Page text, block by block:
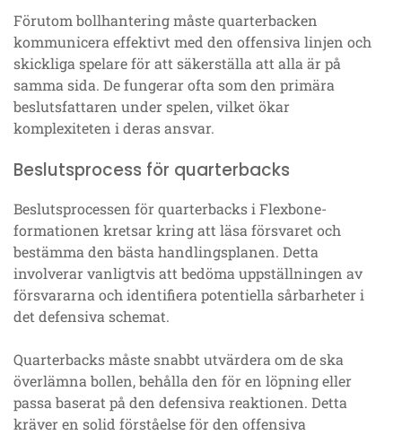
Förutom bollhantering måste quarterbacken
kommunicera effektivt med den offensiva linjen och
skickliga spelare för att säkerställa att alla är på
samma sida. De fungerar ofta som den primära
beslutsfattaren under spelen, vilket ökar
komplexiteten i deras ansvar.
Beslutsprocess för quarterbacks
Beslutsprocessen för quarterbacks i Flexbone-
formationen kretsar kring att läsa försvaret och
bestämma den bästa handlingsplanen. Detta
involverar vanligtvis att bedöma uppställningen av
försvararna och identifiera potentiella sårbarheter i
det defensiva schemat.
Quarterbacks måste snabbt utvärdera om de ska
överlämna bollen, behålla den för en löpning eller
passa baserat på den defensiva reaktionen. Detta
kräver en solid förståelse för den offensiva